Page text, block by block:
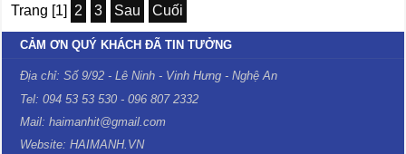
Trang [1] 2 3 Sau Cuối
CẢM ƠN QUÝ KHÁCH ĐÃ TIN TƯỞNG
Địa chỉ: Số 9/92 - Lê Ninh - Vinh Hưng - Nghệ An
Tel: 094 53 53 530 - 096 807 2332
Mail: haimanhit@gmail.com
Website: HAIMANH.VN